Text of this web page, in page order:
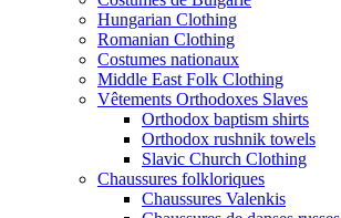
Hungarian Clothing
Romanian Clothing
Costumes nationaux
Middle East Folk Clothing
Vêtements Orthodoxes Slaves
Orthodox baptism shirts
Orthodox rushnik towels
Slavic Church Clothing
Chaussures folkloriques
Chaussures Valenkis